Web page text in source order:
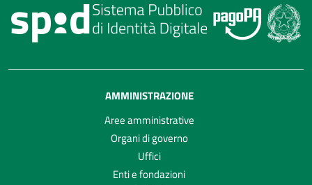
AMMINISTRAZIONE
Aree amministrative
Organi di governo
Uffici
Enti e fondazioni